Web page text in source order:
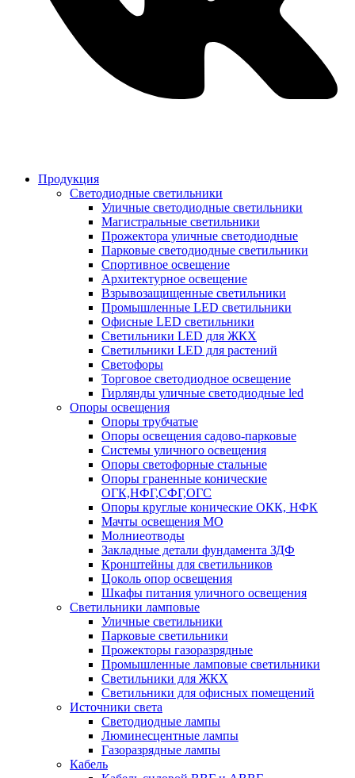
Продукция
Светодиодные светильники
Уличные светодиодные светильники
Магистральные светильники
Прожектора уличные светодиодные
Парковые светодиодные светильники
Спортивное освещение
Архитектурное освещение
Взрывозащищенные светильники
Промышленные LED светильники
Офисные LED светильники
Cветильники LED для ЖКХ
Светильники LED для растений
Светофоры
Торговое светодиодное освещение
Гирлянды уличные светодиодные led
Опоры освещения
Опоры трубчатые
Опоры освещения садово-парковые
Системы уличного освещения
Опоры светофорные стальные
Опоры граненные конические
ОГК,НФГ,СФГ,ОГС
Опоры круглые конические ОКК, НФК
Мачты освещения МО
Молниеотводы
Закладные детали фундамента ЗДФ
Кронштейны для светильников
Цоколь опор освещения
Шкафы питания уличного освещения
Светильники ламповые
Уличные светильники
Парковые светильники
Прожекторы газоразрядные
Промышленные ламповые светильники
Светильники для ЖКХ
Светильники для офисных помещений
Источники света
Светодиодные лампы
Люминесцентные лампы
Газоразрядные лампы
Кабель